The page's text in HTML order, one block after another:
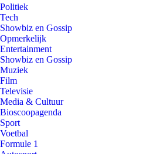
Politiek
Tech
Showbiz en Gossip
Opmerkelijk
Entertainment
Showbiz en Gossip
Muziek
Film
Televisie
Media & Cultuur
Bioscoopagenda
Sport
Voetbal
Formule 1